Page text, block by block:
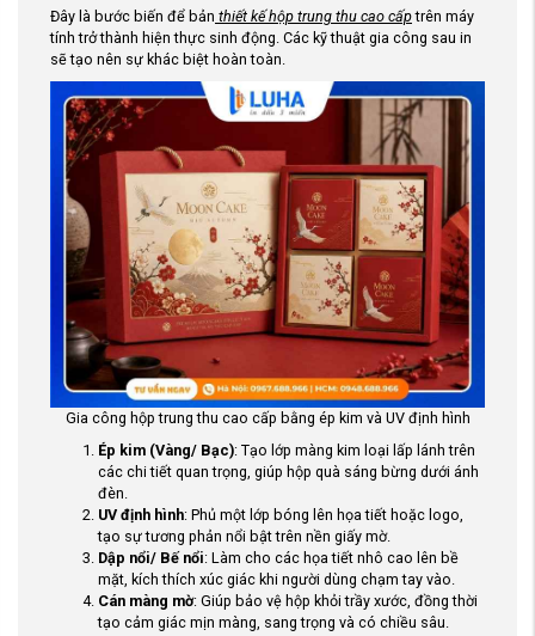
Đây là bước biến để bản thiết kế hộp trung thu cao cấptrên máy
tính trở thành hiện thực sinh động. Các kỹ thuật gia công sau in
sẽ tạo nên sự khác biệt hoàn toàn.
Gia công hộp trung thu cao cấp bằng ép kim và UV định hình
Ép kim (Vàng/ Bạc): Tạo lớp màng kim loại lấp lánh trên
các chi tiết quan trọng, giúp hộp quà sáng bừng dưới ánh
đèn.
UV định hình: Phủ một lớp bóng lên họa tiết hoặc logo,
tạo sự tương phản nổi bật trên nền giấy mờ.
Dập nổi/ Bế nổi: Làm cho các họa tiết nhô cao lên bề
mặt, kích thích xúc giác khi người dùng chạm tay vào.
Cán màng mờ: Giúp bảo vệ hộp khỏi trầy xước, đồng thời
tạo cảm giác mịn màng, sang trọng và có chiều sâu.